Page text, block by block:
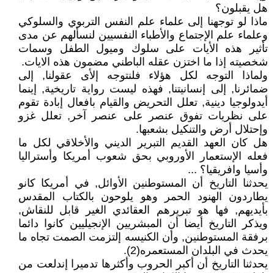
هل يقبلون؟
ماذا لو توجهنا إلى علماء علم النفس التربوي والسلوكي
وعلماء علم الإجتماع والأطباء النفسيين لنسألهم عن مدى
تأثير هذه الأيات على سلوك وميول الطفل وسمات
شخصيته إذا ما اختزن عقله الباطني مضمون هذه الايات.
ولماذا التوجه لكل هؤلاء فلنتوجه إلأى عقولنا, إلى
ضمائرنا, إلى إنسانيتنا, فهذه ليست رواية تاريخية, إينما
أيدولوجيا دينية, تعلل التحريض والقيام بافعال إبادة تقوم
على نظريات تفوق عنصر على عنصر آخر, تعلل غزو
وإحتلال أرض والتنكيل بشعبها.
هل كان العهد القديم التبرير الديني والأخلاقي لكل ما
فعله الإستعمار الأوروبي بحق شعوب أمريكا وأستراليا
وأسيا وافريقيا؟ ...
يحدثنا التاريخ أن المستوطنين الأوائل, في أمريكا كانو
يطاردون الهنود الحمر وهو يلوحون بالكتاب المقدس
بأيديهم, فها هو تبريرهم العقائدي الغير قابل للنقاش,
ويذكر التاريخ أيضا أن المبشريين الإنجيليين كانوا دائما
برفقة المستوطنين, وأن الكنيسه إلتزمت الصمت تجاه ما
يحدث في البلدان المستعمره(2).
يحدثنا التاريخ أن أكبر الحروب وأكثرها تدميرا إندلعت من